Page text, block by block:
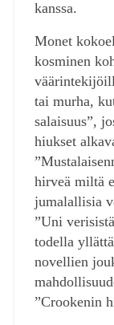
kanssa.
Monet
kosminen
tai murha,
salaisuus”,
hiukset
hirveä miltä
jumalallisia
”Uni
todella
novellien
”Crookenin